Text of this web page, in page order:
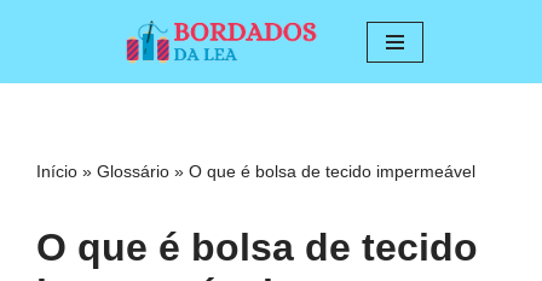
conteúdo
Início » Glossário » O que é bolsa de tecido impermeável
O que é bolsa de tecido